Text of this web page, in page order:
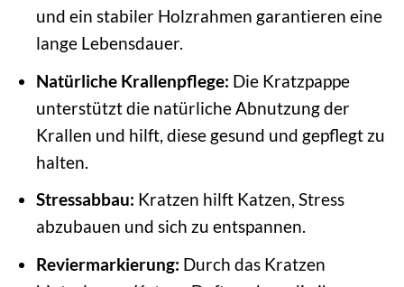
und ein stabiler Holzrahmen garantieren eine
lange Lebensdauer.
Natürliche Krallenpflege: Die Kratzpappe
unterstützt die natürliche Abnutzung der
Krallen und hilft, diese gesund und gepflegt zu
halten.
Stressabbau: Kratzen hilft Katzen, Stress
abzubauen und sich zu entspannen.
Reviermarkierung: Durch das Kratzen